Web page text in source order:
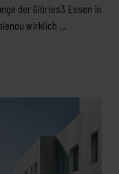
der Glòries3 Essen in
wirklich …